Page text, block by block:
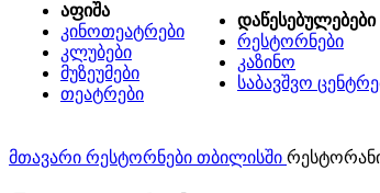
აფიშა
კინოთეატრები
კლუბები
მუზეუმები
თეატრები
დაწესებულებები
რესტორნები
კაზინო
საბავშვო
მთავარი რესტორნები თბილისში